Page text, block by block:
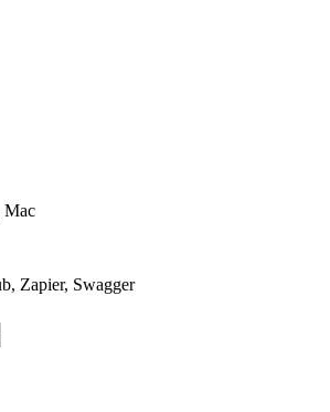
Mac
Zapier, Swagger